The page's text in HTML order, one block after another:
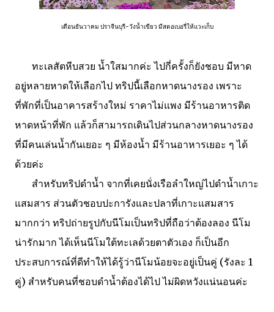
เดือนธันวาคม ปราจีนบุรี-วังน้ำเขียว มีสตอเบอรี่ให้แวะเก็บ
ทะเลสัตหีบสวย น้ำใสมากค่ะ ไปกี่ครั้งก็ยังชอบ มีหาด
อยู่หลายหาดให้เลือกไป ทริปนี้เลือกหาดนางรอง เพราะ
ที่พักที่เป็นอาคารสร้างใหม่ ราคาไม่แพง มีร้านอาหารติด
หาดหน้าที่พัก แล้วก็สามารถเดินไปส่วนกลางหาดนางรอง
ที่มีคนเล่นน้ำกันเยอะ ๆ มีห้องน้ำ มีร้านอาหารเยอะ ๆ ได้
ด้วยค่ะ
สำหรับทริปดำน้ำ จากที่เคยนั่งเรือลำใหญ่ไปดำน้ำเกาะ
แสมสาร ส่วนตัวชอบปะการังและปลาที่เกาะแสมสาร
มากกว่า ทริปถ่ายรูปกับนีโมเป็นทริปที่ถือว่าต้องลอง นีโม
น่ารักมาก ได้เห็นนีโมใต้ทะเลด้วยตาตัวเอง ก็เป็นอีก
ประสบการณ์ที่ดีทำให้ได้รู้ว่านีโมน้อยจะอยู่เป็นคู่ (รังละ 1
คู่) สำหรับคนที่ชอบดำน้ำต้องได้ไป ไม่ผิดหวังแน่นอนค่ะ